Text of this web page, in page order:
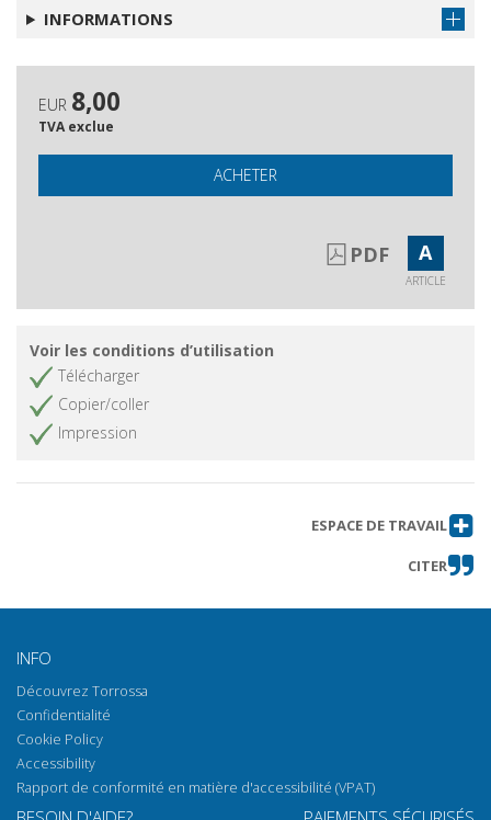
INFORMATIONS
EUR 8,00
TVA exclue
ACHETER
PDF A
ARTICLE
Voir les conditions d’utilisation
Télécharger
Copier/coller
Impression
ESPACE DE TRAVAIL
CITER
INFO
Découvrez Torrossa
Confidentialité
Cookie Policy
Accessibility
Rapport de conformité en matière d'accessibilité (VPAT)